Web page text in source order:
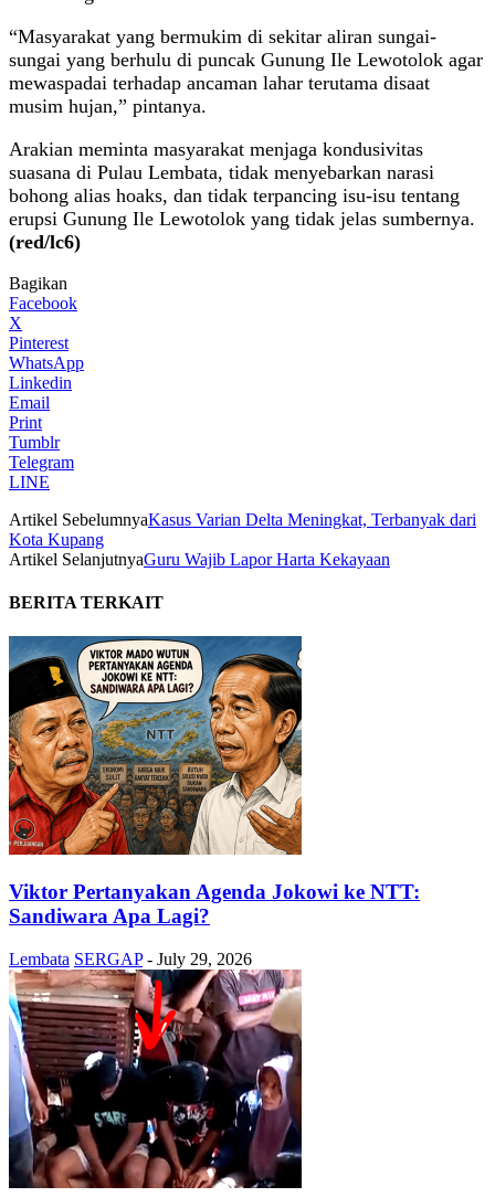
“Masyarakat yang bermukim di sekitar aliran sungai-
sungai yang berhulu di puncak Gunung Ile Lewotolok agar
mewaspadai terhadap ancaman lahar terutama disaat
musim hujan,” pintanya.
Arakian meminta masyarakat menjaga kondusivitas
suasana di Pulau Lembata, tidak menyebarkan narasi
bohong alias hoaks, dan tidak terpancing isu-isu tentang
erupsi Gunung Ile Lewotolok yang tidak jelas sumbernya.
(red/lc6)
Bagikan
Facebook
X
Pinterest
WhatsApp
Linkedin
Email
Print
Tumblr
Telegram
LINE
Artikel SebelumnyaKasus Varian Delta Meningkat, Terbanyak dari
Kota Kupang
Artikel SelanjutnyaGuru Wajib Lapor Harta Kekayaan
BERITA TERKAIT
Viktor Pertanyakan Agenda Jokowi ke NTT:
Sandiwara Apa Lagi?
Lembata SERGAP - July 29, 2026